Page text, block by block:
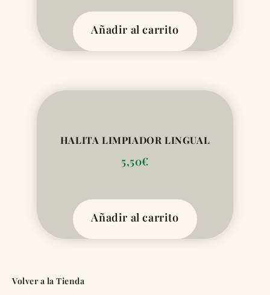
Añadir al carrito
HALITA LIMPIADOR LINGUAL
5,50€
Añadir al carrito
Volver a la Tienda